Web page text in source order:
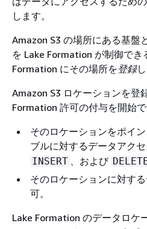
します。
Amazon S3 の場所にある基盤
を Lake Formation が制御でき
Formation にその場所を登録し
Amazon S3 ロケーションを登
Formation 許可の付与を開始で
そのロケーションをポイ
ブルに対するデータアク
INSERT 、および
そのロケーションに対す
可。
Lake Formation のデータロケ